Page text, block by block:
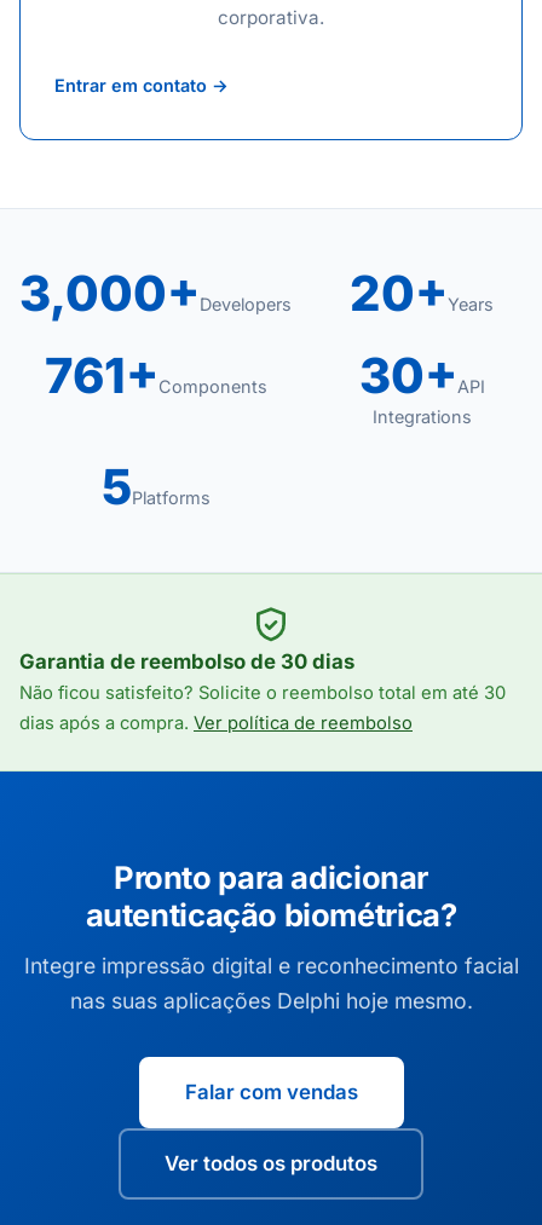
corporativa.
Entrar em contato →
3,000+ Developers 20+Years
761+ Components 30+ API
Integrations
5Platforms
Garantia de reembolso de 30 dias
Não ficou satisfeito? Solicite o reembolso total em até 30
dias após a compra. Ver política de reembolso
Pronto para adicionar
autenticação biométrica?
Integre impressão digital e reconhecimento facial
nas suas aplicações Delphi hoje mesmo.
Falar com vendas
Ver todos os produtos